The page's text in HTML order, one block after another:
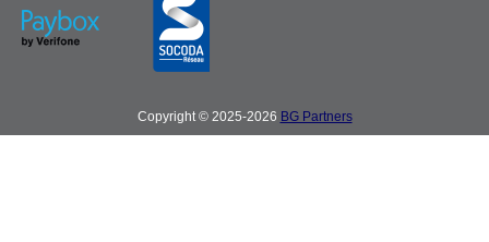
Copyright © 2025-2026 BG Partners